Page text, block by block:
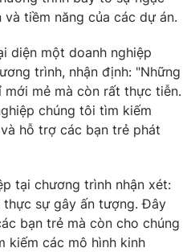
tiềm năng của các dự án.
diện một doanh nghiệp
trình, nhận định: "Những
mới mẻ mà còn rất thực tiễn.
chúng tôi tìm kiếm
hỗ trợ các bạn trẻ phát
tại chương trình nhận xét:
sự gây ấn tượng. Đây
bạn trẻ mà còn cho chúng
kiếm các mô hình kinh